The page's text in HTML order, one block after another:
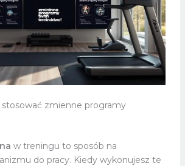
zmienne programy
w treningu to sposób na
do pracy. Kiedy wykonujesz te